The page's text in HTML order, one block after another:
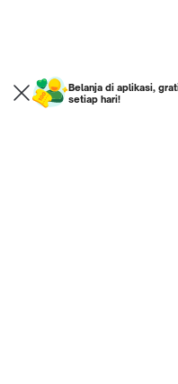
Belanja di aplikasi,
setiap hari!